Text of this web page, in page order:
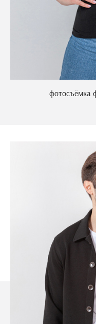
фотосъёмка